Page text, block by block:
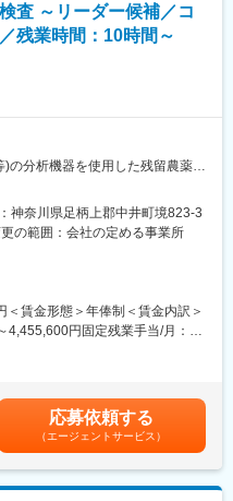
開拓など、新たな食文化の創造
のパイオニア精神とノウハウで
サービスを提供していきます。
があります。
活躍してる事例も多数ありま
：
ェクトに配属。今後の需要から
でご活躍の想定や、個々人の希
車メーカーや製薬メーカー、半
なご準備があります。
材料、錯体、触媒、天然物、電
製、成分分析、構造解析、バリ
関しては、会社が全額負担しま
万円（家賃＋共益費）の物件を上
査 ～リーダー候補／コ
残業時間：10時間～
分析機器を使用した残留農薬分
化粧品・医薬部外品の製造・販
く、分析・検査業務全体が潤滑
す。
いるので、規格を理解して業務
体的に行うことが出来る。
めることがあるため、コミュニ
く協調性のある方
神奈川県足柄上郡中井町境823-3
の範囲：会社の定める事業所
＜賃金形態＞年俸制＜賃金内訳＞
円固定残業手当/月：
あくまでも目安の金額であり、
ります。月給(月額)は固定手当を
応募依頼する
（エージェントサービス）